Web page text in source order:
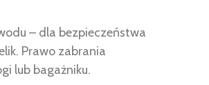
– dla bezpieczeństwa
Prawo zabrania
lub bagażniku.